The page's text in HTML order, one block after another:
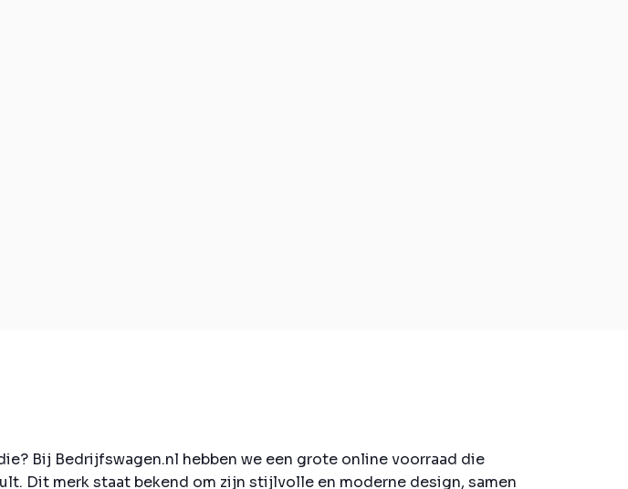
Bij Bedrijfswagen.nl hebben we een grote online voorraad die
Dit merk staat bekend om zijn stijlvolle en moderne design, samen